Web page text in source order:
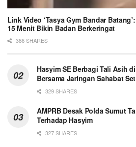
Link Video ‘Tasya Gym Bandar
15 Menit Bikin Badan Berkeringat
386 SHARES
Hasyim SE Berbagi Tali Asih
Bersama Jaringan Sahabat
329 SHARES
AMPRB Desak Polda Sumut
Terhadap Hasyim
327 SHARES